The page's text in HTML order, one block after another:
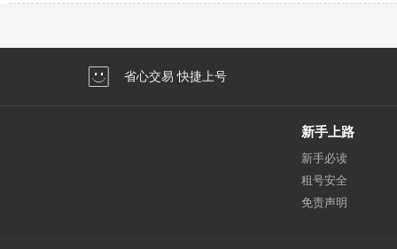
省心交易 快捷上号
新手上路
新手必读
租号安全
免责声明